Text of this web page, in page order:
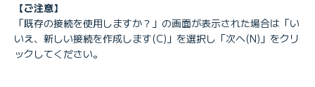
【ご注意】
「既存の接続を使用しますか？」の画面が表示された場合は「い
いえ、新しい接続を作成します(C)」を選択し「次へ(N)」をクリ
ックしてください。